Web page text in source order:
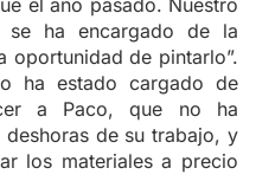
se ha encargado de la
oportunidad de pintarlo”.
ha estado cargado de
a Paco, que no ha
de su trabajo, y
los materiales a precio